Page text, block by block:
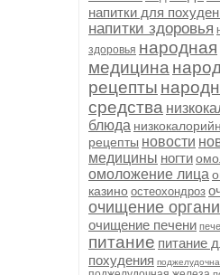
напитки для
напитки здоровья
здоровья народная
медицина
рецепты
средства
блюда
рецепты новости
медицины ногти
омоложение лица
казино остеохондроз
очищение
очищение печени
питание питание
похудения